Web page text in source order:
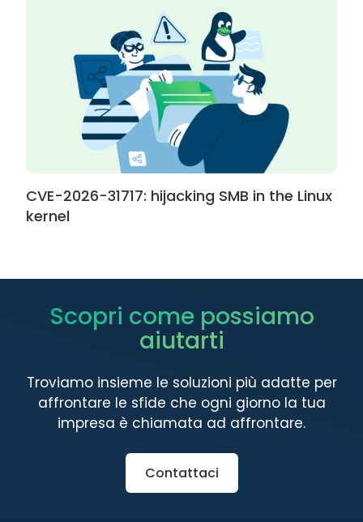
CVE-2026-31717: hijacking SMB in the Linux
kernel
Scopri come possiamo
aiutarti
Troviamo insieme le soluzioni più adatte per
affrontare le sfide che ogni giorno la tua
impresa è chiamata ad affrontare.
Contattaci